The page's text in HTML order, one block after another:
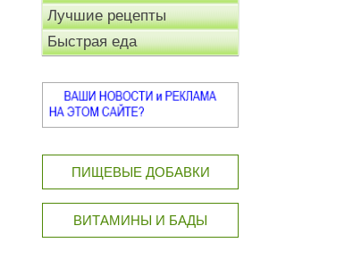
Лучшие рецепты
Быстрая еда
ПИЩЕВЫЕ ДОБАВКИ
ВИТАМИНЫ И БАДЫ